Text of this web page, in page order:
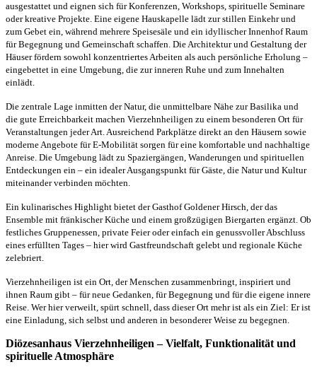
ausgestattet und eignen sich für Konferenzen, Workshops, spirituelle Seminare
oder kreative Projekte. Eine eigene Hauskapelle lädt zur stillen Einkehr und
zum Gebet ein, während mehrere Speisesäle und ein idyllischer Innenhof Raum
für Begegnung und Gemeinschaft schaffen. Die Architektur und Gestaltung der
Häuser fördern sowohl konzentriertes Arbeiten als auch persönliche Erholung –
eingebettet in eine Umgebung, die zur inneren Ruhe und zum Innehalten
einlädt.
Die zentrale Lage inmitten der Natur, die unmittelbare Nähe zur Basilika und
die gute Erreichbarkeit machen Vierzehnheiligen zu einem besonderen Ort für
Veranstaltungen jeder Art. Ausreichend Parkplätze direkt an den Häusern sowie
moderne Angebote für E-Mobilität sorgen für eine komfortable und nachhaltige
Anreise. Die Umgebung lädt zu Spaziergängen, Wanderungen und spirituellen
Entdeckungen ein – ein idealer Ausgangspunkt für Gäste, die Natur und Kultur
miteinander verbinden möchten.
Ein kulinarisches Highlight bietet der Gasthof Goldener Hirsch, der das
Ensemble mit fränkischer Küche und einem großzügigen Biergarten ergänzt. Ob
festliches Gruppenessen, private Feier oder einfach ein genussvoller Abschluss
eines erfüllten Tages – hier wird Gastfreundschaft gelebt und regionale Küche
zelebriert.
Vierzehnheiligen ist ein Ort, der Menschen zusammenbringt, inspiriert und
ihnen Raum gibt – für neue Gedanken, für Begegnung und für die eigene innere
Reise. Wer hier verweilt, spürt schnell, dass dieser Ort mehr ist als ein Ziel: Er ist
eine Einladung, sich selbst und anderen in besonderer Weise zu begegnen.
Diözesanhaus Vierzehnheiligen – Vielfalt, Funktionalität und
spirituelle Atmosphäre